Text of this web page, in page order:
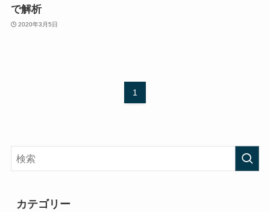
で解析
2020年3月5日
1
カテゴリー